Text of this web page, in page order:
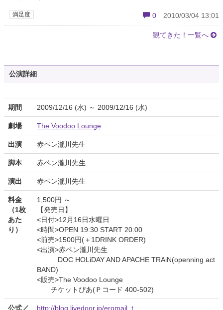
満足度 0 2010/03/04 13:01
観てきた！一覧へ
公演詳細
期間 2009/12/16 (水) ～ 2009/12/16 (水)
劇場 The Voodoo Lounge
出演 赤ペン瀧川先生
脚本 赤ペン瀧川先生
演出 赤ペン瀧川先生
料金
（1枚
あた
り）
1,500円 ～
【発売日】
<日付>12月16日水曜日
<時間>OPEN 19:30 START 20:00
<前売>1500円(＋1DRINK ORDER)
<出演>赤ペン瀧川先生
DOC HOLiDAY AND APACHE TRAiN(openning act
BAND)
<販売>The Voodoo Lounge
チケットぴあ(Ｐコード 400-502)
公式／
http://blog.livedoor.jp/eromail_t